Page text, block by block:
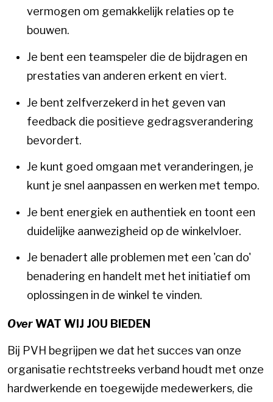
vermogen om gemakkelijk relaties op te
bouwen.
Je bent een teamspeler die de bijdragen en
prestaties van anderen erkent en viert.
Je bent zelfverzekerd in het geven van
feedback die positieve gedragsverandering
bevordert.
Je kunt goed omgaan met veranderingen, je
kunt je snel aanpassen en werken met tempo.
Je bent energiek en authentiek en toont een
duidelijke aanwezigheid op de winkelvloer.
Je benadert alle problemen met een 'can do'
benadering en handelt met het initiatief om
oplossingen in de winkel te vinden.
OverWAT WIJ JOU BIEDEN
Bij PVH begrijpen we dat het succes van onze
organisatie rechtstreeks verband houdt met onze
hardwerkende en toegewijde medewerkers, die